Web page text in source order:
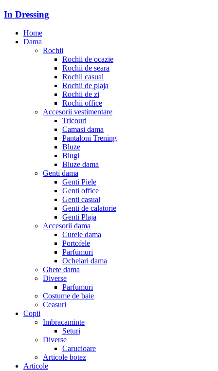
In Dressing
Home
Dama
Rochii
Rochii de ocazie
Rochii de seara
Rochii casual
Rochii de plaja
Rochii de zi
Rochii office
Accesorii vestimentare
Tricouri
Camasi dama
Pantaloni Trening
Bluze
Blugi
Bluze dama
Genti dama
Genti Piele
Genti office
Genti casual
Genti de calatorie
Genti Plaja
Accesorii dama
Curele dama
Portofele
Parfumuri
Ochelari dama
Ghete dama
Diverse
Parfumuri
Costume de baie
Ceasuri
Copii
Imbracaminte
Seturi
Diverse
Carucioare
Articole botez
Articole